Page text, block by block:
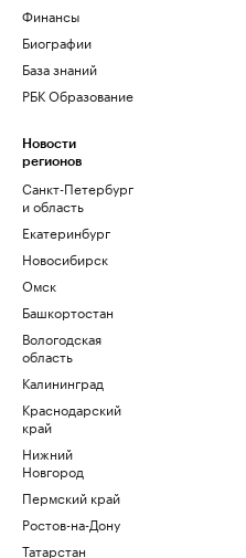
Финансы
Биографии
База знаний
РБК Образование
Новости
регионов
Санкт-Петербург
и область
Екатеринбург
Новосибирск
Омск
Башкортостан
Вологодская
область
Калининград
Краснодарский
край
Нижний
Новгород
Пермский край
Ростов-на-Дону
Татарстан